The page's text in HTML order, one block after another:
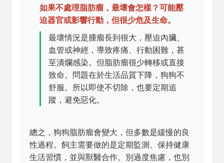
如果不處理脂肪瘤，最壞會怎樣？可能壓
迫器官或影響行動，但很少危及生命。
最壞情況是腫瘤長到很大，壓迫內臟、
血管或神經，導致疼痛、行動困難，甚
至潰爛感染。但脂肪瘤很少轉移或直接
致命。問題在於生活品質下降，狗狗不
舒服。所以即使不切除，也要定期追
蹤，避免惡化。
總之，狗狗脂肪瘤會變大，但多數是緩慢的良
性過程。飼主需要做的是定期監測、保持健康
生活習慣，並與獸醫合作。別過度焦慮，也別